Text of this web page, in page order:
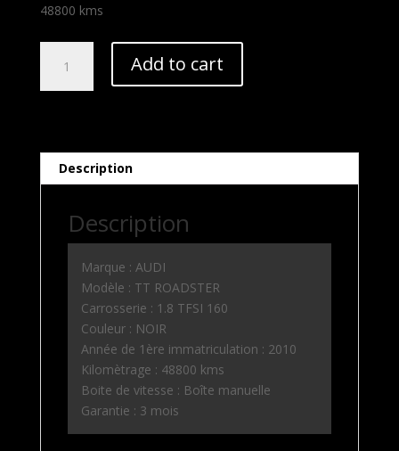
48800 kms
ROADSTER
160
quantity
Add to cart
Description
Description
Marque : AUDI
Modèle : TT ROADSTER
Carrosserie : 1.8 TFSI 160
Couleur : NOIR
Année de 1ère immatriculation : 2010
Kilomètrage : 48800 kms
Boite de vitesse : Boîte manuelle
Garantie : 3 mois